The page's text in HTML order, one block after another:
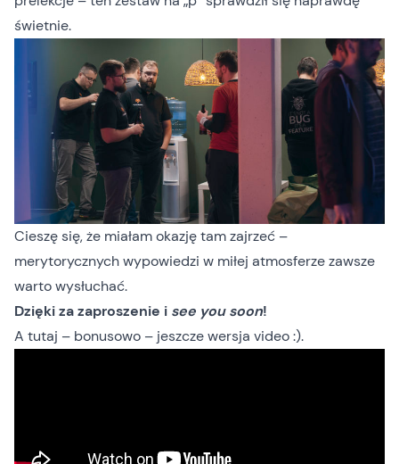
świetnie.
Cieszę się, że miałam okazję tam zajrzeć –
merytorycznych wypowiedzi w miłej atmosferze zawsze
warto wysłuchać.
Dzięki za zaproszenie i see you soon!
A tutaj – bonusowo – jeszcze wersja video :).